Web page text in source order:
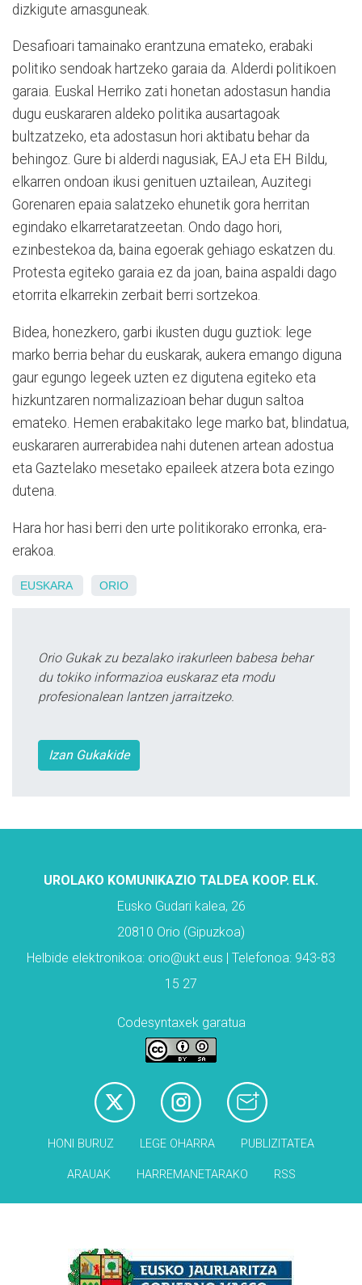
dizkigute arnasguneak.
Desafioari tamainako erantzuna emateko, erabaki
politiko sendoak hartzeko garaia da. Alderdi politikoen
garaia. Euskal Herriko zati honetan adostasun handia
dugu euskararen aldeko politika ausartagoak
bultzatzeko, eta adostasun hori aktibatu behar da
behingoz. Gure bi alderdi nagusiak, EAJ eta EH Bildu,
elkarren ondoan ikusi genituen uztailean, Auzitegi
Gorenaren epaia salatzeko ehunetik gora herritan
egindako elkarretaratzeetan. Ondo dago hori,
ezinbestekoa da, baina egoerak gehiago eskatzen du.
Protesta egiteko garaia ez da joan, baina aspaldi dago
etorrita elkarrekin zerbait berri sortzekoa.
Bidea, honezkero, garbi ikusten dugu guztiok: lege
marko berria behar du euskarak, aukera emango diguna
gaur egungo legeek uzten ez digutena egiteko eta
hizkuntzaren normalizazioan behar dugun saltoa
emateko. Hemen erabakitako lege marko bat, blindatua,
euskararen aurrerabidea nahi dutenen artean adostua
eta Gaztelako mesetako epaileek atzera bota ezingo
dutena.
Hara hor hasi berri den urte politikorako erronka, era-
erakoa.
EUSKARA ORIO
Orio Gukak zu bezalako irakurleen babesa behar
du tokiko informazioa euskaraz eta modu
profesionalean lantzen jarraitzeko.
Izan Gukakide
UROLAKO KOMUNIKAZIO TALDEA KOOP. ELK.
Eusko Gudari kalea, 26
20810 Orio (Gipuzkoa)
Helbide elektronikoa: orio@ukt.eus | Telefonoa: 943-83
15 27
Codesyntaxek garatua
HONI BURUZ LEGE OHARRA PUBLIZITATEA
ARAUAK HARREMANETARAKO RSS